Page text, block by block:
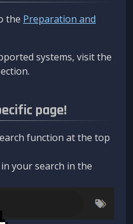
the Preparation and
systems, visit the
page!
function at the top
your search in the